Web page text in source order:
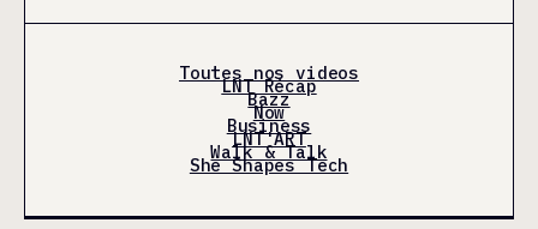
Toutes nos videos
LNT Récap
Bazz
Now
Business
LNT'ART
Walk & Talk
She Shapes Tech